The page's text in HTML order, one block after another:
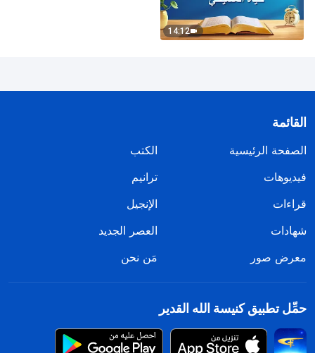
14:12
القائمة
الصفحة الرئيسية
الكتب
فيديوهات
ترانيم
قراءات
الإنجيل
شهادات
العصر الجديد
معرض صور
مَن نحن
حمِّل تطبيق كنيسة الله القدير